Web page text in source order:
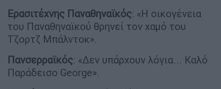
Ερασιτέχνης Παναθηναϊκός: «Η οικογένεια
του Παναθηναϊκού θρηνεί τον χαμό του
Τζορτζ Μπάλντοκ».
Πανσερραϊκός: «Δεν υπάρχουν λόγια... Καλό
Παράδεισο George».